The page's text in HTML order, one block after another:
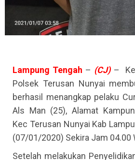
Lampung Tengah – (CJ)–
Polsek Terusan Nunyai
berhasil menangkap pelaku
Als Man (25), Alamat
Kec Terusan Nunyai Kab
(07/01/2020) Sekira Jam 04.00
Setelah melakukan